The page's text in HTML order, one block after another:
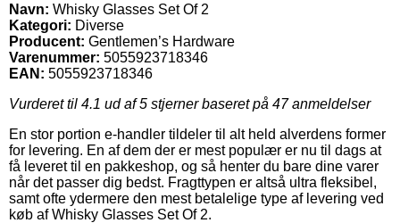
Navn: Whisky Glasses Set Of 2
Kategori: Diverse
Producent: Gentlemen’s Hardware
Varenummer: 5055923718346
EAN: 5055923718346
Vurderet til 4.1 ud af 5 stjerner baseret på 47anmeldelser
En stor portion e-handler tildeler til alt held alverdens former
for levering. En af dem der er mest populær er nu til dags at
få leveret til en pakkeshop, og så henter du bare dine varer
når det passer dig bedst. Fragttypen er altså ultra fleksibel,
samt ofte ydermere den mest betalelige type af levering ved
køb af Whisky Glasses Set Of 2.